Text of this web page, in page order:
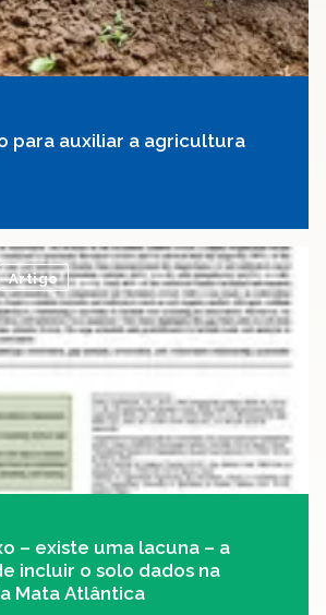
para auxiliar a agricultura
– existe uma lacuna – a
incluir o solo dados na
Mata Atlântica
Artigo